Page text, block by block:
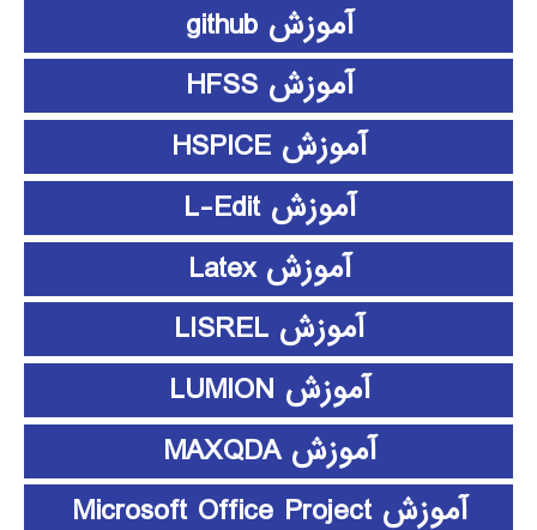
آموزش github
آموزش HFSS
آموزش HSPICE
آموزش L-Edit
آموزش Latex
آموزش LISREL
آموزش LUMION
آموزش MAXQDA
آموزش Microsoft Office Project